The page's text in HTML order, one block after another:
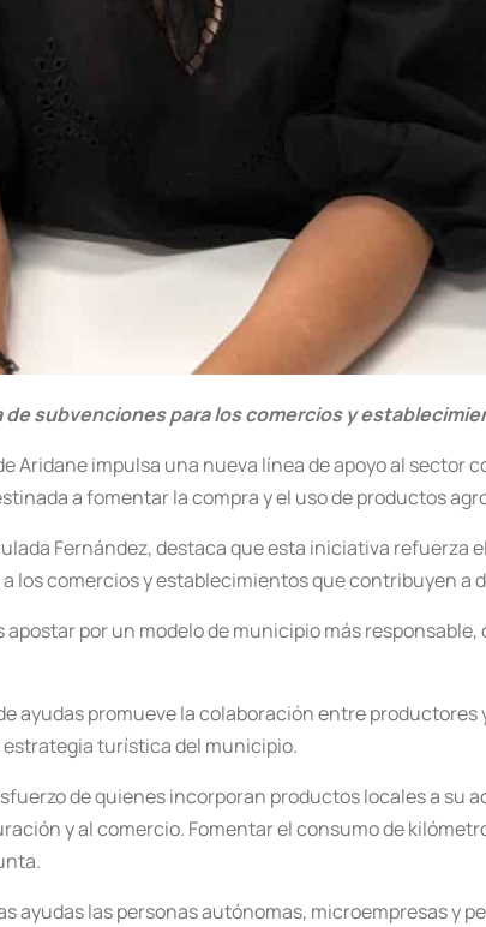
de subvenciones para los comercios y
Aridane impulsa una nueva línea de apoyo al
a fomentar la compra y el uso de productos
Fernández, destaca que esta iniciativa refuerza
los comercios y establecimientos que contribuyen a
apostar por un modelo de municipio más
ayudas promueve la colaboración entre
turística del municipio.
de quienes incorporan productos locales a su
y al comercio. Fomentar el consumo de
ayudas las personas autónomas, microempresas y